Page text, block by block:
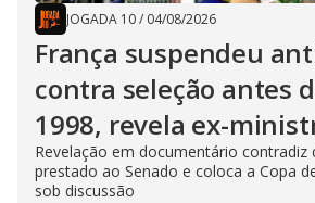
JOGADA 10/ 04/08/2026
França suspendeu
contra seleção antes
1998, revela ex-
Revelação em documentário contradiz
prestado ao Senado e coloca a Copa
sob discussão